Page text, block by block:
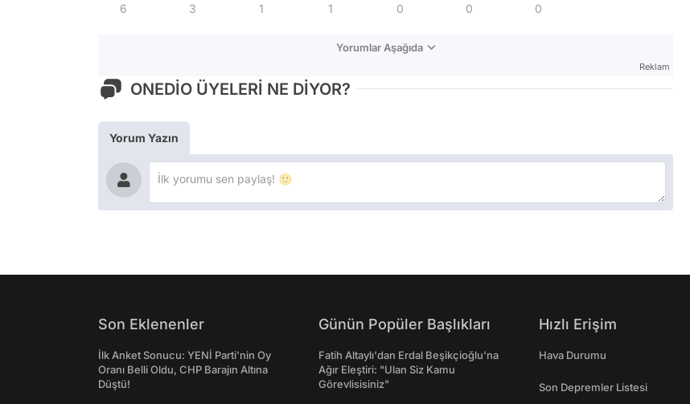
6 3 1 1 0 0 0
Yorumlar Aşağıda
Reklam
ONEDİO ÜYELERİ NE DİYOR?
Yorum Yazın
Son Eklenenler
İlk Anket Sonucu: YENİ Parti'nin Oy
Oranı Belli Oldu, CHP Barajın Altına
Düştü!
Günün Popüler Başlıkları
Fatih Altaylı'dan Erdal Beşikçioğlu'na
Ağır Eleştiri: "Ulan Siz Kamu
Görevlisisiniz"
Hızlı Erişim
Hava Durumu
Son Depremler Listesi